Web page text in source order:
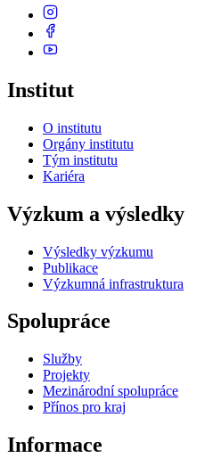
Institut
O institutu
Orgány institutu
Tým institutu
Kariéra
Výzkum a výsledky
Výsledky výzkumu
Publikace
Výzkumná infrastruktura
Spolupráce
Služby
Projekty
Mezinárodní spolupráce
Přínos pro kraj
Informace